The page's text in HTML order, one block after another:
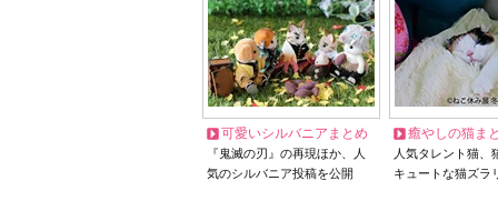
可愛いシルバニアまとめ
『鬼滅の刃』の再現ほか、人
気のシルバニア投稿を公開
癒やしの猫ま
人気タレント猫
キュートな猫ズラ